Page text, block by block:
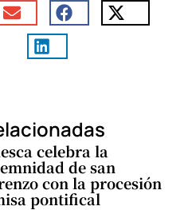
celebra la
de san
con la procesión
pontifical